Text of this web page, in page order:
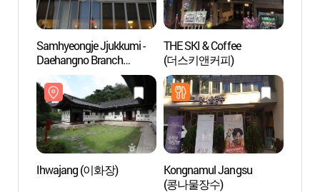
Samhyeongje Jjukkumi -
Daehangno Branch
(삼형제쭈꾸미 대학로)
THE SKI & Coffee
(더스키앤커피)
Ihwajang (이화장)
Kongnamul Jangsu
(콩나물장수)